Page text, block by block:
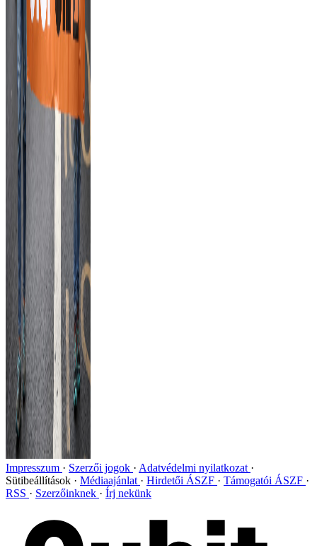
Impresszum Szerzői jogok
Adatvédelmi nyilatkozat
Sütibeállítások
Médiaajánlat Hirdetői ÁSZF
Támogatói ÁSZF
RSS
Szerzőinknek Írj nekünk